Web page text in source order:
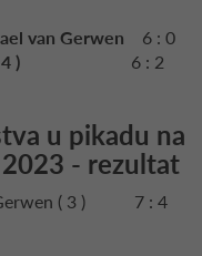
van Gerwen 6 : 0
( 4 ) 6 : 2
u pikadu na
- rezultat
Gerwen ( 3 ) 7 : 4